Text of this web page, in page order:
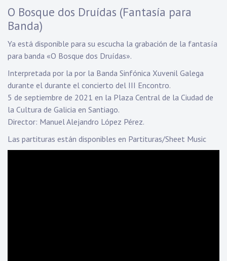
O Bosque dos Druídas (Fantasía para
Banda)
Ya está disponible para su escucha la grabación de la fantasía
para banda «O Bosque dos Druídas».
Interpretada por la por la Banda Sinfónica Xuvenil Galega
durante el durante el concierto del III Encontro.
5 de septiembre de 2021 en la Plaza Central de la Ciudad de
la Cultura de Galicia en Santiago.
Director: Manuel Alejandro López Pérez.
Las partituras están disponibles en Partituras/Sheet Music